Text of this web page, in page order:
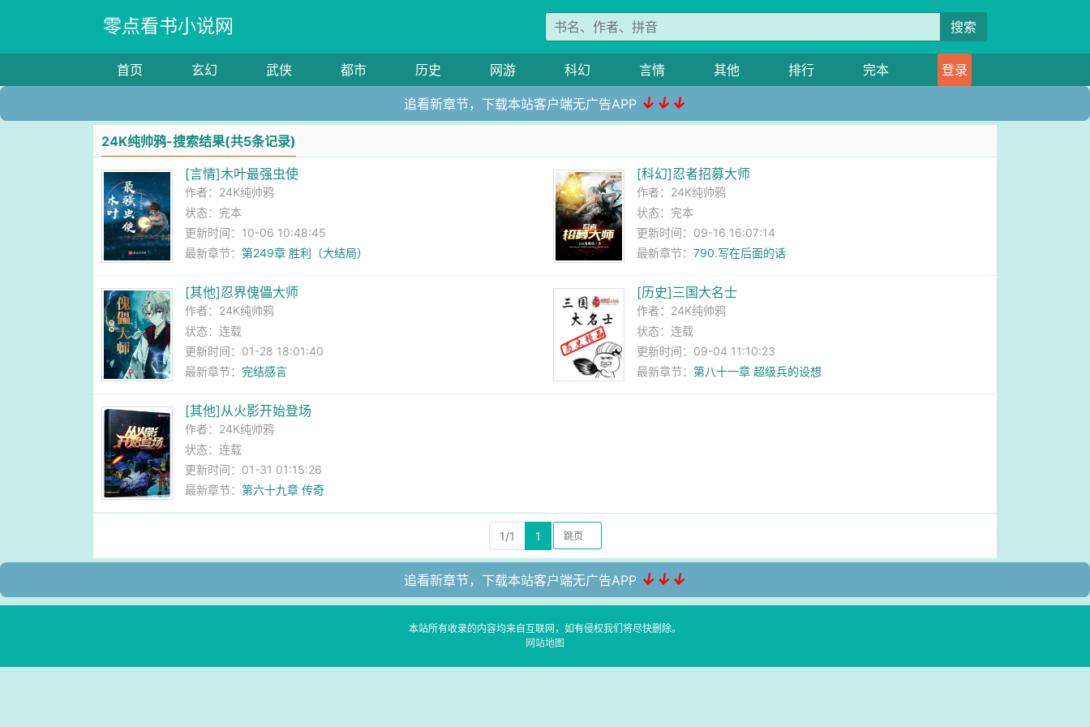
零点看书小说网 搜索
首页 玄幻 武侠 都市 历史 网游 科幻 言情 其他 排行 完本 登录
追看新章节，下载本站客户端无广告APP ↓↓↓
24K纯帅鸦-搜索结果(共5条记录)
[言情]木叶最强虫使
作者： 24K纯帅鸦
状态：完本
更新时间：10-06 10:48:45
最新章节：第249章 胜利（大结局）
[科幻]忍者招募大师
作者： 24K纯帅鸦
状态：完本
更新时间：09-16 16:07:14
最新章节： 790.写在后面的话
[其他]忍界傀儡大师
作者： 24K纯帅鸦
状态：连载
更新时间：01-28 18:01:40
最新章节：完结感言
[历史]三国大名士
作者： 24K纯帅鸦
状态：连载
更新时间：09-04 11:10:23
最新章节： 第八十一章 超级兵的设想
[其他]从火影开始登场
作者： 24K纯帅鸦
状态：连载
更新时间：01-31 01:15:26
最新章节：第六十九章 传奇
1/1 1
追看新章节，下载本站客户端无广告APP ↓↓↓
本站所有收录的内容均来自互联网，如有侵权我们将尽快删除。
网站地图